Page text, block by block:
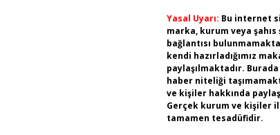
Yasal Uyarı: Bu internet
marka, kurum veya
bağlantısı
kendi hazırladığımız
paylaşılmaktadır.
haber niteliği
ve kişiler hakkında
Gerçek kurum ve kişiler
tamamen tesadüfidir.